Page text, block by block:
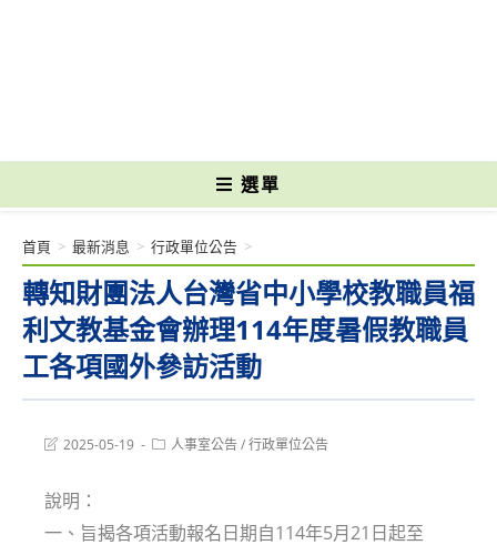
選單
轉知財團法人台灣省中小學校教職員福
利文教基金會辦理114年度暑假教職員
工各項國外參訪活動
首頁 > 最新消息 > 行政單位公告 >
Post2025-05-19
Post人事室公告/行政單位公告
說明：
一、旨揭各項活動報名日期自114年5月21日起至